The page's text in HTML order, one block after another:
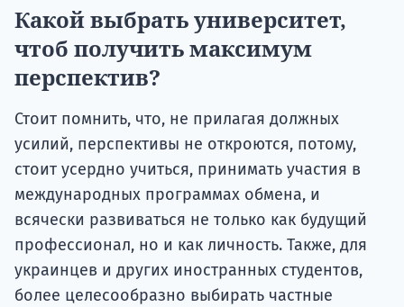
Какой выбрать университет,
чтоб получить максимум
перспектив?
Стоит помнить, что, не прилагая должных
усилий, перспективы не откроются, потому,
стоит усердно учиться, принимать участия в
международных программах обмена, и
всячески развиваться не только как будущий
профессионал, но и как личность. Также, для
украинцев и других иностранных студентов,
более целесообразно выбирать частные